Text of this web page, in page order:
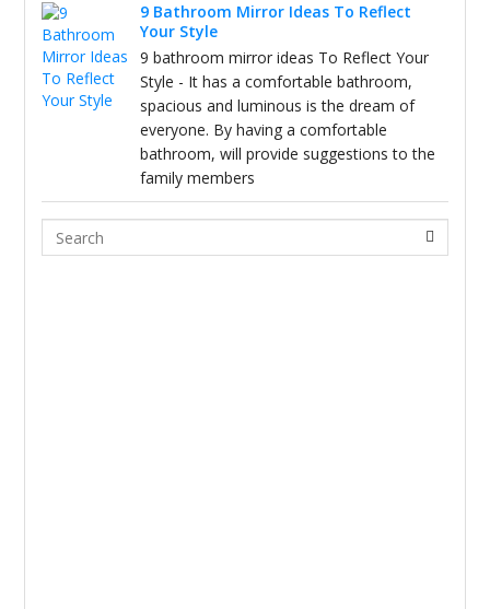
9 Bathroom Mirror Ideas To Reflect
Your Style
9 bathroom mirror ideas To Reflect Your
Style - It has a comfortable bathroom,
spacious and luminous is the dream of
everyone. By having a comfortable
bathroom, will provide suggestions to the
family members
Search